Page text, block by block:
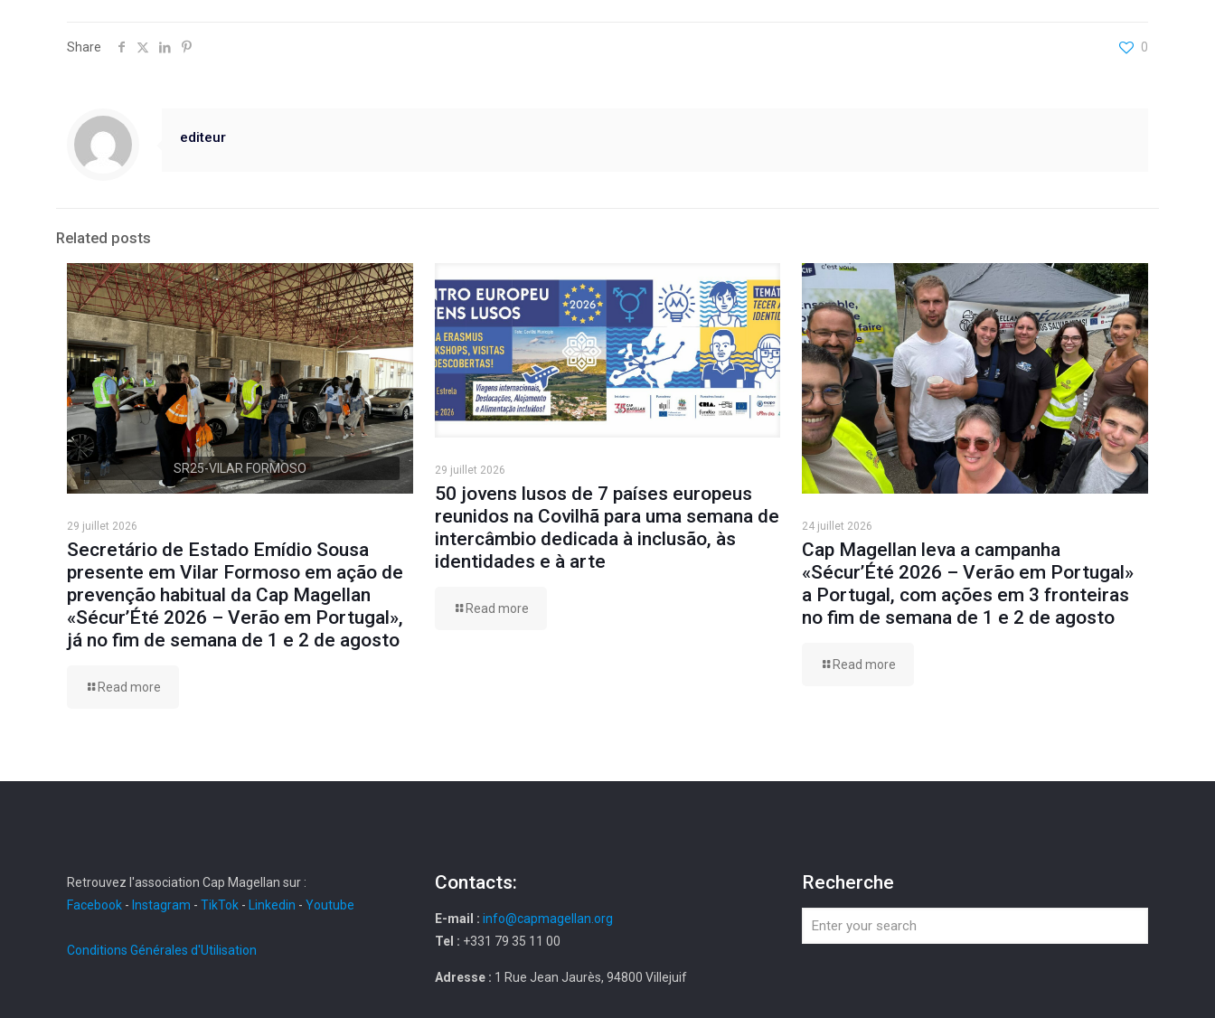
Share 0
editeur
Related posts
SR25-VILAR FORMOSO
29 juillet 2026
Secretário de Estado Emídio Sousa
presente em Vilar Formoso em ação de
prevenção habitual da Cap Magellan
«Sécur’Été 2026 – Verão em Portugal»,
já no fim de semana de 1 e 2 de agosto
Read more
29 juillet 2026
50 jovens lusos de 7 países europeus
reunidos na Covilhã para uma semana de
intercâmbio dedicada à inclusão, às
identidades e à arte
Read more
24 juillet 2026
Cap Magellan leva a campanha
«Sécur’Été 2026 – Verão em Portugal»
a Portugal, com ações em 3 fronteiras
no fim de semana de 1 e 2 de agosto
Read more
Retrouvez l'association Cap Magellan sur :
Facebook - Instagram - TikTok - Linkedin - Youtube
Conditions Générales d'Utilisation
Contacts:
E-mail : info@capmagellan.org
Tel : +331 79 35 11 00
Adresse : 1 Rue Jean Jaurès, 94800 Villejuif
Recherche